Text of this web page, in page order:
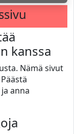
kanssa
Nämä sivut
anna